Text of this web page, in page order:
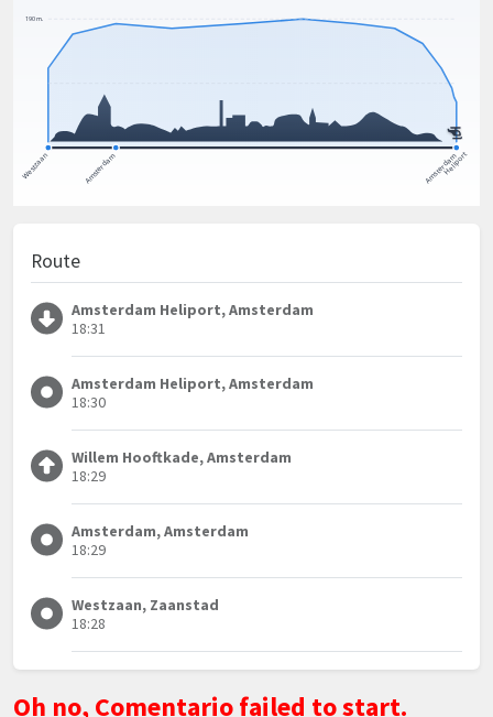
Route
Amsterdam Heliport, Amsterdam
18:31
Amsterdam Heliport, Amsterdam
18:30
Willem Hooftkade, Amsterdam
18:29
Amsterdam, Amsterdam
18:29
Westzaan, Zaanstad
18:28
Oh no, Comentario failed to start.